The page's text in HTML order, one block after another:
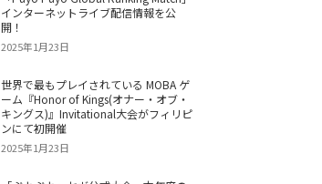
インターネットライブ配信情報を公
開！
2025年1月23日
世界で最もプレイされている MOBA ゲ
ーム『Honor of Kings(オナー・オブ・
キングス)』Invitational大会がフィリピ
ンにて初開催
2025年1月23日